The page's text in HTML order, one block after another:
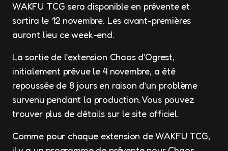
WAKFU TCG sera disponible en prévente et
sortira le 12 novembre. Les avant-premières
auront lieu ce week-end.
La sortie de l’extension Chaos d’Ogrest,
initialement prévue le 4 novembre, a été
repoussée de 8 jours en raison d’un problème
survenu pendant la production. Vous pouvez
trouver plus de détails sur le site officiel.
Comme pour chaque extension de WAKFU TCG,